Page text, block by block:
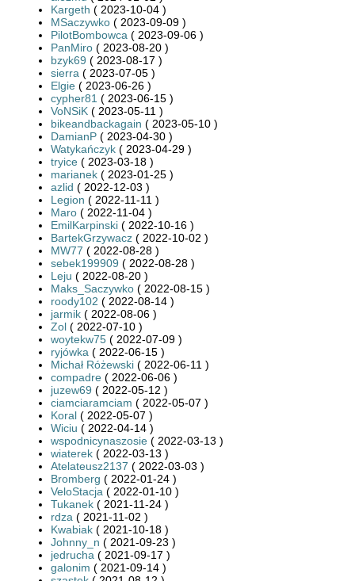
Kargeth ( 2023-10-04 )
MSaczywko ( 2023-09-09 )
PilotBombowca ( 2023-09-06 )
PanMiro ( 2023-08-20 )
bzyk69 ( 2023-08-17 )
sierra ( 2023-07-05 )
Elgie ( 2023-06-26 )
cypher81 ( 2023-06-15 )
VoNSiK ( 2023-05-11 )
bikeandbackagain ( 2023-05-10 )
DamianP ( 2023-04-30 )
Watykańczyk ( 2023-04-29 )
tryice ( 2023-03-18 )
marianek ( 2023-01-25 )
azlid ( 2022-12-03 )
Legion ( 2022-11-11 )
Maro ( 2022-11-04 )
EmilKarpinski ( 2022-10-16 )
BartekGrzywacz ( 2022-10-02 )
MW77 ( 2022-08-28 )
sebek199909 ( 2022-08-28 )
Leju ( 2022-08-20 )
Maks_Saczywko ( 2022-08-15 )
roody102 ( 2022-08-14 )
jarmik ( 2022-08-06 )
Zol ( 2022-07-10 )
woytekw75 ( 2022-07-09 )
ryjówka ( 2022-06-15 )
Michał Różewski ( 2022-06-11 )
compadre ( 2022-06-06 )
juzew69 ( 2022-05-12 )
ciamciaramciam ( 2022-05-07 )
Koral ( 2022-05-07 )
Wiciu ( 2022-04-14 )
wspodnicynaszosie ( 2022-03-13 )
wiaterek ( 2022-03-13 )
Atelateusz2137 ( 2022-03-03 )
Bromberg ( 2022-01-24 )
VeloStacja ( 2022-01-10 )
Tukanek ( 2021-11-24 )
rdza ( 2021-11-02 )
Kwabiak ( 2021-10-18 )
Johnny_n ( 2021-09-23 )
jedrucha ( 2021-09-17 )
galonim ( 2021-09-14 )